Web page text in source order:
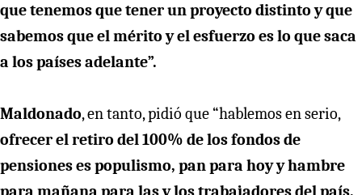
que tenemos que tener un proyecto distinto y que
sabemos que el mérito y el esfuerzo es lo que saca
a los países adelante”.
Maldonado, en tanto, pidió que “hablemos en serio,
ofrecer el retiro del 100% de los fondos de
pensiones es populismo, pan para hoy y hambre